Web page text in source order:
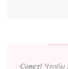
Совет! Чтобы